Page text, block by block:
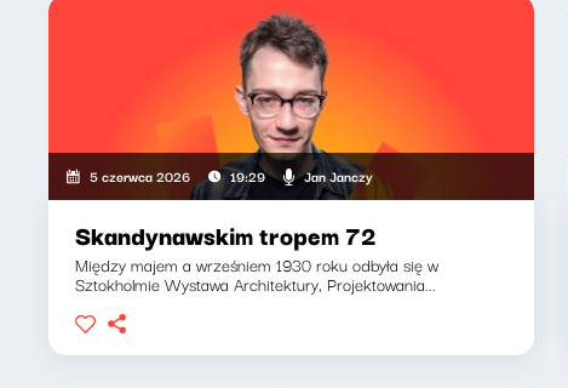
5 czerwca 2026 19:29 Jan Janczy
Skandynawskim tropem 72
Między majem a wrześniem 1930 roku odbyła się w
Sztokholmie Wystawa Architektury, Projektowania...